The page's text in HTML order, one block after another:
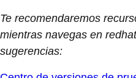
Te recomendaremos
mientras navegas en
sugerencias: